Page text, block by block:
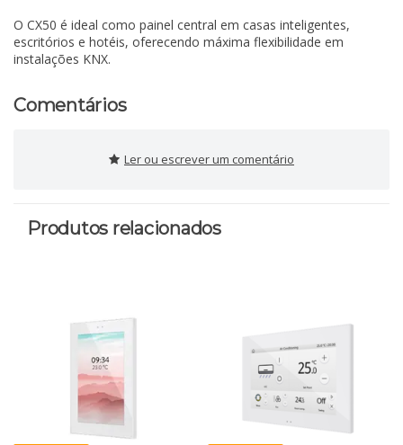
O CX50 é ideal como painel central em casas inteligentes,
escritórios e hotéis, oferecendo máxima flexibilidade em
instalações KNX.
Comentários
Ler ou escrever um comentário
Produtos relacionados